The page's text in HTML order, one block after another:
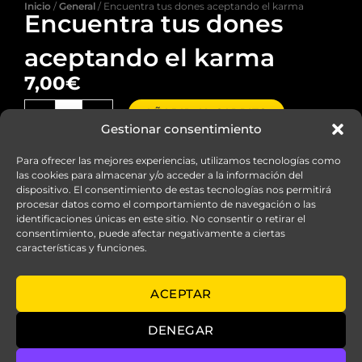
Gestionar consentimiento
Para ofrecer las mejores experiencias, utilizamos tecnologías como
las cookies para almacenar y/o acceder a la información del
dispositivo. El consentimiento de estas tecnologías nos permitirá
procesar datos como el comportamiento de navegación o las
identificaciones únicas en este sitio. No consentir o retirar el
consentimiento, puede afectar negativamente a ciertas
características y funciones.
ACEPTAR
DENEGAR
Inicio /General / Encuentra tus dones aceptando el karma
Encuentra tus dones
aceptando el karma
7,00€
-
Encuentra
el
karma
cantidad
+ AÑADIR AL CARRITO
© elarboldelavida.es